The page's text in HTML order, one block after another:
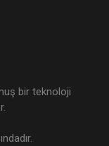
bir teknoloji